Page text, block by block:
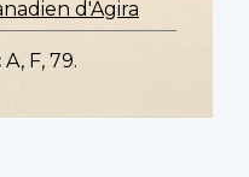
d'Agira
A, F, 79.